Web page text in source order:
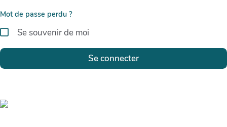
Mot de passe perdu ?
Se souvenir de moi
Se connecter